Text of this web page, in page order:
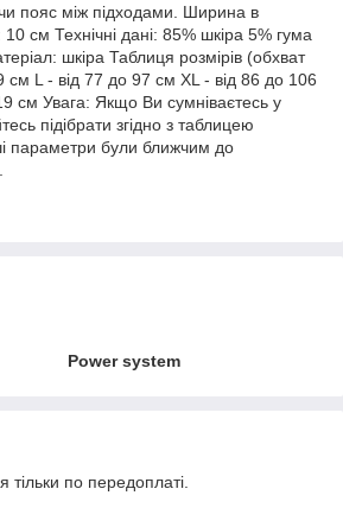
пояс між підходами. Ширина в
10 см Технічні дані: 85% шкіра 5% гума
шкіра Таблиця розмірів (обхват
см L - від 77 до 97 см XL - від 86 до 106
см Увага: Якщо Ви сумніваєтесь у
підібрати згідно з таблицею
параметри були ближчим до
Power system
тільки по передоплаті.